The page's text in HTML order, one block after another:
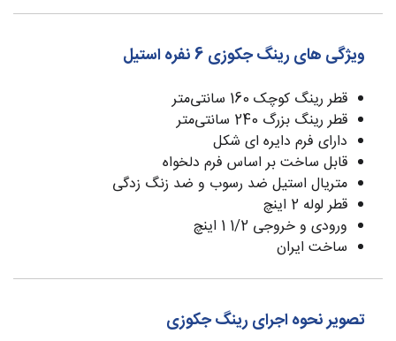
ویژگی های رینگ جکوزی 6 نفره استیل
قطر رینگ کوچک 160 سانتی‌متر
قطر رینگ بزرگ 240 سانتی‌متر
دارای فرم دایره ای شکل
قابل ساخت بر اساس فرم دلخواه
متریال استیل ضد رسوب و ضد زنگ زدگی
قطر لوله 2 اینچ
ورودی و خروجی 1/2 1 اینچ
ساخت ایران
تصویر نحوه اجرای رینگ جکوزی